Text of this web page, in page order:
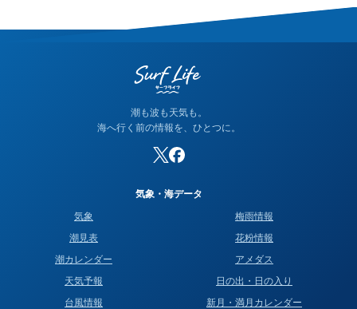
位が上昇します。当サイトでは気象庁の観測データをもとにリ
アルタイムの実測潮位をタイドグラフに表示しており、予測と
って見える場合は、そのサイトが別の方式を使っている可能性
潮も波も天気も。
海へ行く前の情報を、ひとつに。
気象・海データ
気象
潮見表
潮カレンダー
天気予報
台風情報
梅雨情報
花粉情報
アメダス
日の出・日の入り
新月・満月カレンダー